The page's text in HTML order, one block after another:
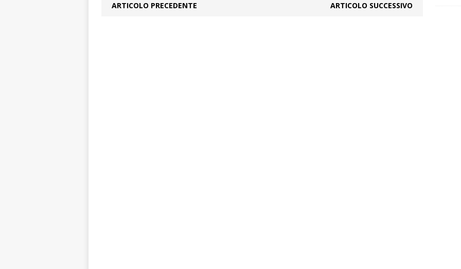
ARTICOLO PRECEDENTE ARTICOLO SUCCESSIVO